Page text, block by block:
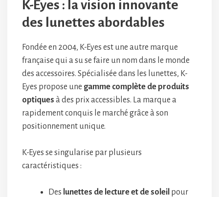
K-Eyes : la vision innovante
des lunettes abordables
Fondée en 2004, K-Eyes est une autre marque
française qui a su se faire un nom dans le monde
des accessoires. Spécialisée dans les lunettes, K-
Eyes propose une gamme complète de produits
optiques à des prix accessibles. La marque a
rapidement conquis le marché grâce à son
positionnement unique.
K-Eyes se singularise par plusieurs
caractéristiques :
Des lunettes de lecture et de soleil pour